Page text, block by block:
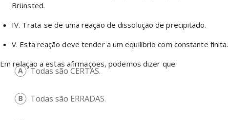
Brünsted.
IV. Trata-se de uma reação de dissolução de precipitado.
V. Esta reação deve tender a um equilíbrio com constante finita.
Em relação a estas afirmações, podemos dizer que:
Todas são CERTAS.
Todas são ERRADAS.